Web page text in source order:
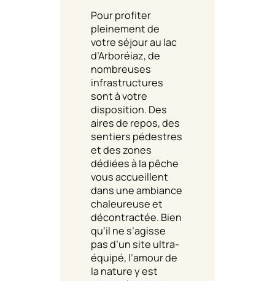
Pour profiter
pleinement de
votre séjour au lac
d’Arboréiaz, de
nombreuses
infrastructures
sont à votre
disposition. Des
aires de repos, des
sentiers pédestres
et des zones
dédiées à la pêche
vous accueillent
dans une ambiance
chaleureuse et
décontractée. Bien
qu’il ne s’agisse
pas d’un site ultra-
équipé, l’amour de
la nature y est